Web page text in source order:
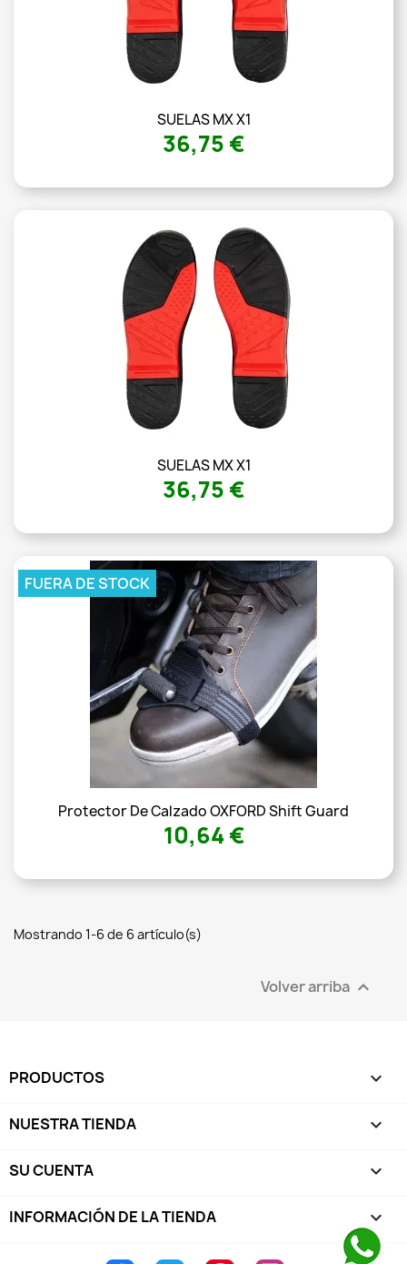
SUELAS MX X1
36,75 €
SUELAS MX X1
36,75 €
Protector De Calzado OXFORD Shift Guard
10,64 €
FUERA DE STOCK
Mostrando 1-6 de 6 artículo(s)
Volver arriba 
PRODUCTOS 
NUESTRA TIENDA 
SU CUENTA 
INFORMACIÓN DE LA TIENDA keyboard_arrow_down